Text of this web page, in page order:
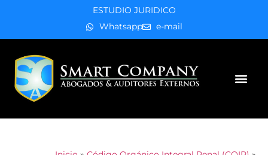
ESTUDIO JURIDICO
Whatsapp
e-mail